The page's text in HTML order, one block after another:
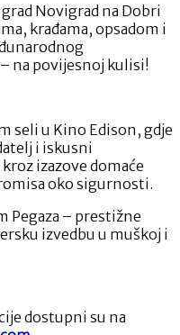
Novigrad na Dobri
krađama, opsadom i
na povijesnoj kulisi!
seli u Kino Edison, gdje
i iskusni
izazove domaće
oko sigurnosti.
Pegaza – prestižne
izvedbu u muškoj i
dostupni su na